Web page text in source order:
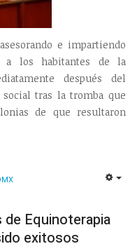
e impartiendo
a los habitantes de la
después del
tras la tromba que
de que resultaron
de Equinoterapia
exitosos